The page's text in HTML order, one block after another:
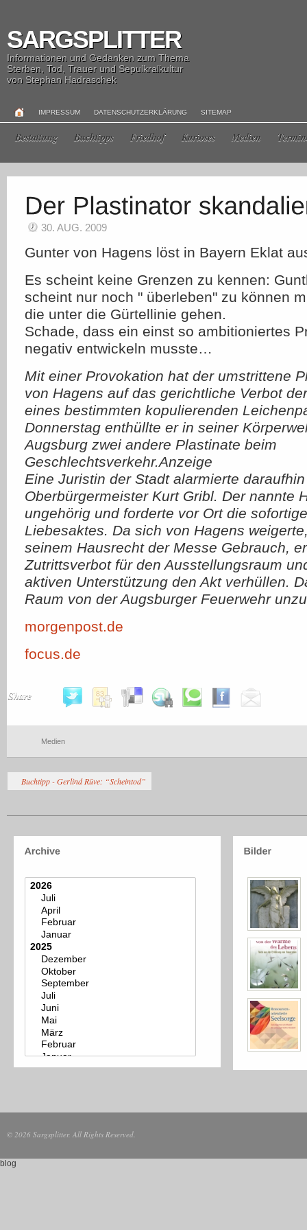
SARGSPLITTER
Informationen und Gedanken zum Thema
Sterben, Tod, Trauer und Sepulkralkultur
von Stephan Hadraschek
IMPRESSUM DATENSCHUTZERKLÄRUNG SITEMAP
Bestattung Buchtipps Friedhof Kurioses Medien
30. AUG. 2009
Gunter von Hagens löst in Bayern Eklat
Es scheint keine Grenzen zu kennen:
scheint nur noch " überleben" zu können
die unter die Gürtellinie gehen.
Schade, dass ein einst so ambitioniertes
negativ entwickeln musste…
Mit einer Provokation hat der umstrittene
von Hagens auf das gerichtliche Verbot
eines bestimmten kopulierenden
Donnerstag enthüllte er in seiner
Augsburg zwei andere Plastinate beim
Geschlechtsverkehr.Anzeige
Eine Juristin der Stadt alarmierte daraufhin
Oberbürgermeister Kurt Gribl. Der nannte
ungehörig und forderte vor Ort die
Liebesaktes. Da sich von Hagens
seinem Hausrecht der Messe Gebrauch,
Zutrittsverbot für den Ausstellungsraum
aktiven Unterstützung den Akt verhüllen.
Raum von der Augsburger Feuerwehr
morgenpost.de
focus.de
Share
Medien
Buchtipp - Gerlind Rüve: “Scheintod”
© 2026 Sargsplitter. All Rights Reserved.
blog